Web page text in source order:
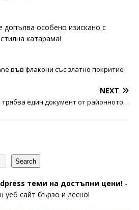
допълва особено изискано с
катарама!
във флакони със златно покритие
NEXT
един документ от районното…
Search
теми на достъпни цени! -
уеб сайт бързо и лесно!